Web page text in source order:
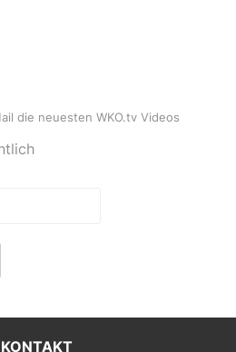
die neuesten WKO.tv Videos
KONTAKT